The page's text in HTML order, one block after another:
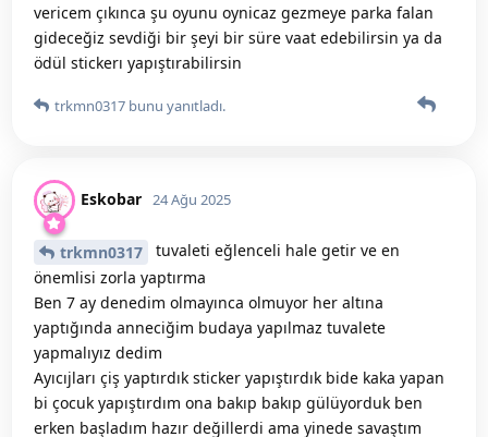
vericem çıkınca şu oyunu oynicaz gezmeye parka falan
gideceğiz sevdiği bir şeyi bir süre vaat edebilirsin ya da
ödül stickerı yapıştırabilirsin
trkmn0317 bunu yanıtladı.
Eskobar 24 Ağu 2025
trkmn0317
tuvaleti eğlenceli hale getir ve en
önemlisi zorla yaptırma
Ben 7 ay denedim olmayınca olmuyor her altına
yaptığında anneciğim budaya yapılmaz tuvalete
yapmalıyız dedim
Ayıcıjları çiş yaptırdık sticker yapıştırdık bide kaka yapan
bi çocuk yapıştırdım ona bakıp bakıp gülüyorduk ben
erken başladım hazır değillerdi ama yinede savaştım